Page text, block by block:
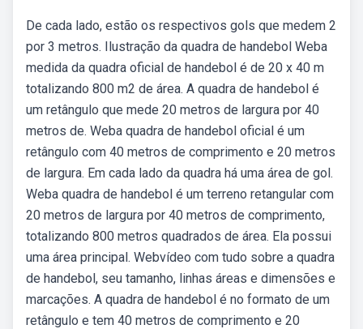
De cada lado, estão os respectivos gols que medem 2
por 3 metros. Ilustração da quadra de handebol Weba
medida da quadra oficial de handebol é de 20 x 40 m
totalizando 800 m2 de área. A quadra de handebol é
um retângulo que mede 20 metros de largura por 40
metros de. Weba quadra de handebol oficial é um
retângulo com 40 metros de comprimento e 20 metros
de largura. Em cada lado da quadra há uma área de gol.
Weba quadra de handebol é um terreno retangular com
20 metros de largura por 40 metros de comprimento,
totalizando 800 metros quadrados de área. Ela possui
uma área principal. Webvídeo com tudo sobre a quadra
de handebol, seu tamanho, linhas áreas e dimensões e
marcações. A quadra de handebol é no formato de um
retângulo e tem 40 metros de comprimento e 20